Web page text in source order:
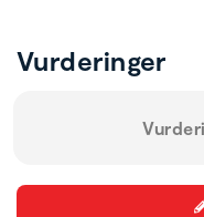
Vurderinger